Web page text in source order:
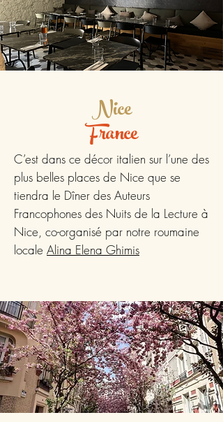
Nice
France
C’est dans ce décor italien sur l’une des
plus belles places de Nice que se
tiendra le Dîner des Auteurs
Francophones des Nuits de la Lecture à
Nice, co-organisé par notre roumaine
locale Alina Elena Ghimis